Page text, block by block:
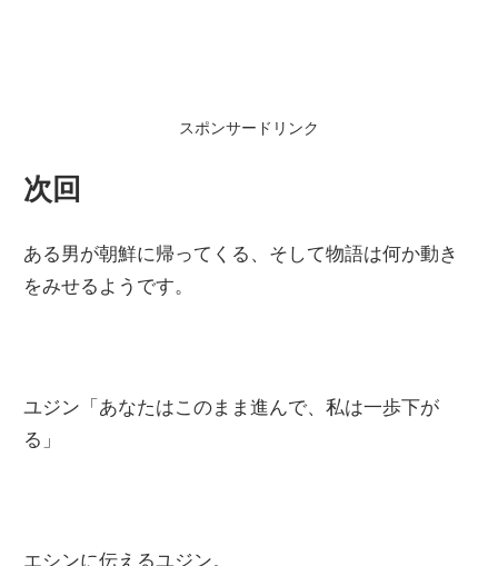
スポンサードリンク
次回
ある男が朝鮮に帰ってくる、そして物語は何か動き
をみせるようです。
ユジン「あなたはこのまま進んで、私は一歩下が
る」
エシンに伝えるユジン。